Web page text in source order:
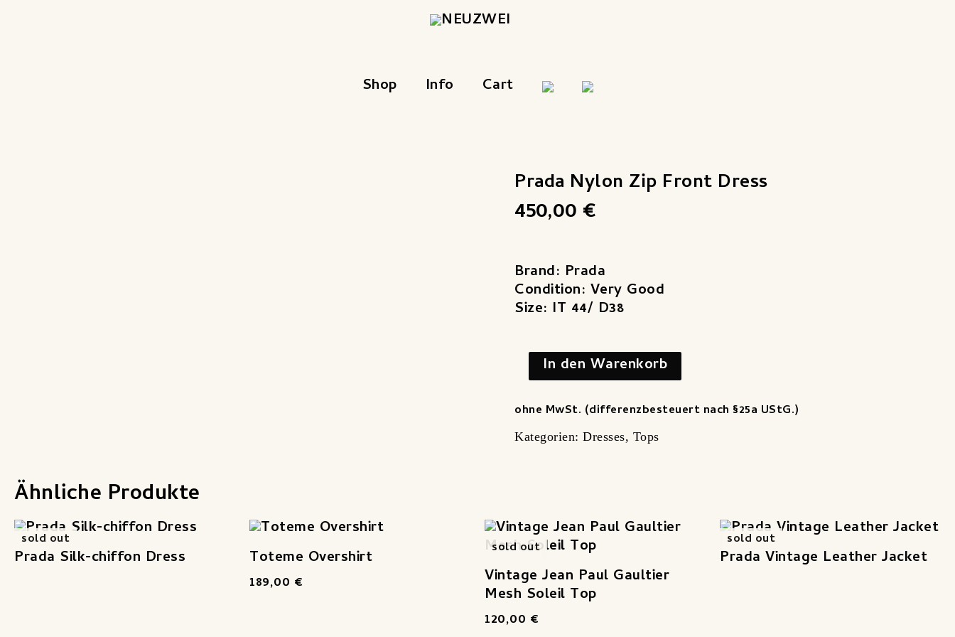
Shop
Info Cart
Prada Nylon Zip Front Dress
450,00 €
Brand: Prada
Condition: Very Good
Size: IT 44/ D38
Prada
Nylon
Zip
Menge
In den Warenkorb
ohne MwSt. (differenzbesteuert nach §25a UStG.)
Kategorien:Dresses, Tops
Ähnliche Produkte
sold out
Prada Silk-chiffon Dress Toteme Overshirt
189,00 €
sold out
Vintage Jean Paul Gaultier
Mesh Soleil Top
120,00 €
sold out
Prada Vintage Leather Jacket